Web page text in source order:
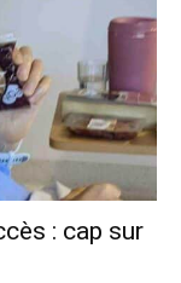
: cap sur